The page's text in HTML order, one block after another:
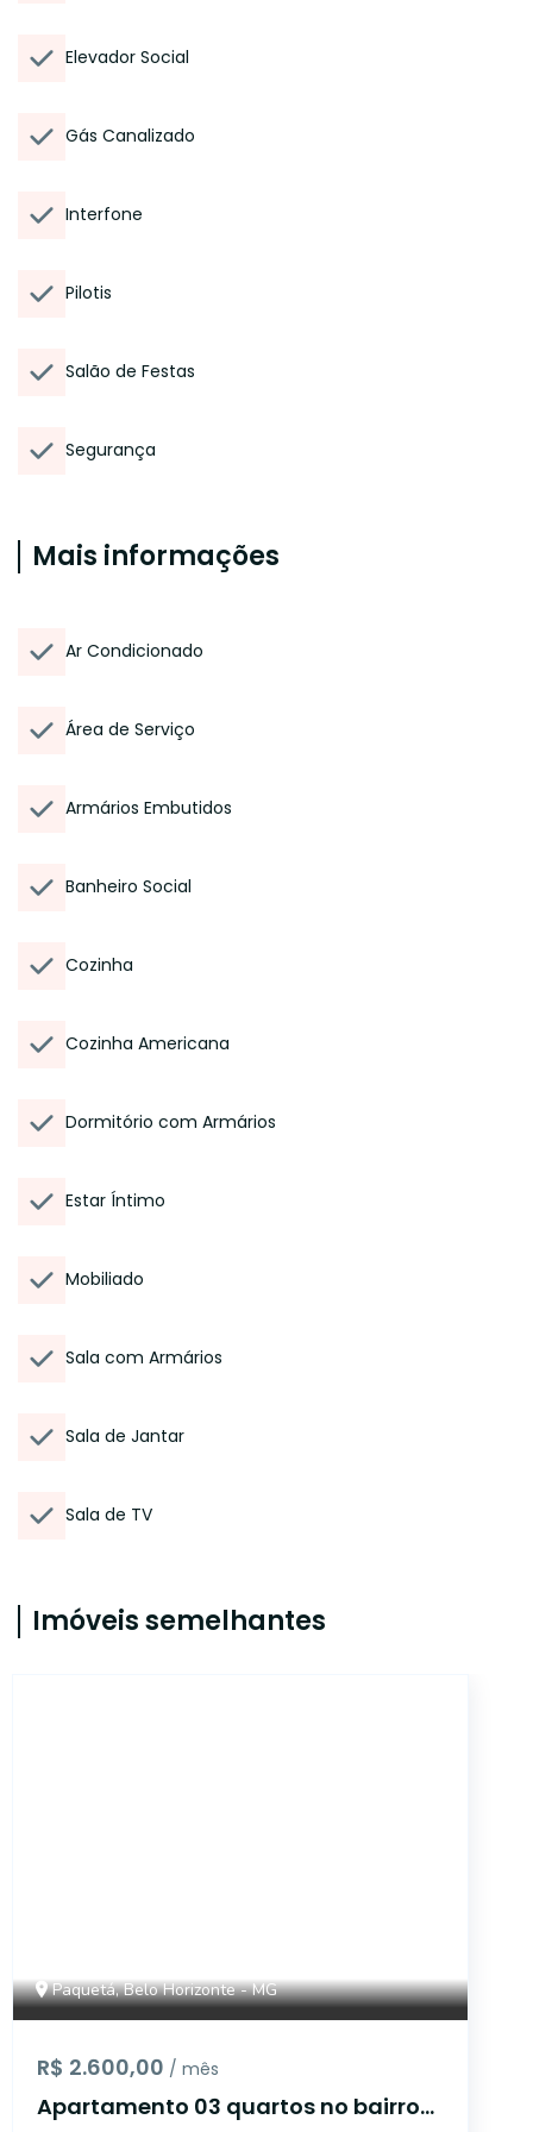
Elevador Social
Gás Canalizado
Interfone
Pilotis
Salão de Festas
Segurança
Mais informações
Ar Condicionado
Área de Serviço
Armários Embutidos
Banheiro Social
Cozinha
Cozinha Americana
Dormitório com Armários
Estar Íntimo
Mobiliado
Sala com Armários
Sala de Jantar
Sala de TV
Imóveis semelhantes
Paquetá, Belo Horizonte - MG
R$ 2.600,00 / mês
Apartamento 03 quartos no bairro